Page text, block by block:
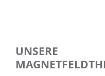
UNSERE